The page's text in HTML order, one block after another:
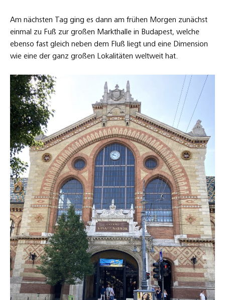
Am nächsten Tag ging es dann am frühen Morgen zunächst
einmal zu Fuß zur großen Markthalle in Budapest, welche
ebenso fast gleich neben dem Fluß liegt und eine Dimension
wie eine der ganz großen Lokalitäten weltweit hat.